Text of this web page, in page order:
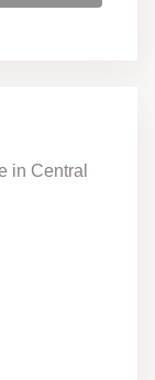
in Central